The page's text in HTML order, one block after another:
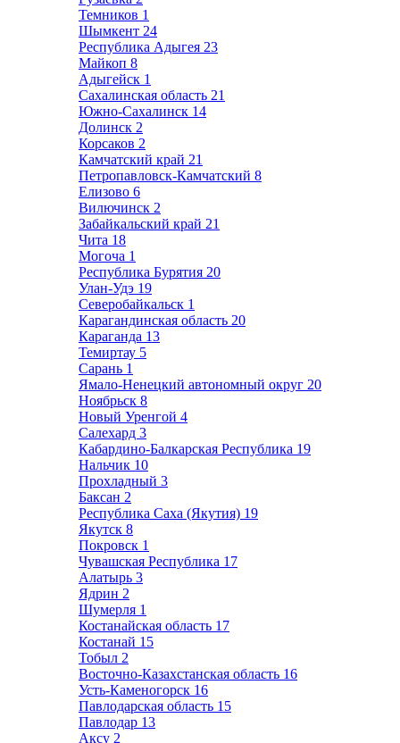
Темников 1
Шымкент 24
Республика Адыгея 23
Майкоп 8
Адыгейск 1
Сахалинская область 21
Южно-Сахалинск 14
Долинск 2
Корсаков 2
Камчатский край 21
Петропавловск-Камчатский 8
Елизово 6
Вилючинск 2
Забайкальский край 21
Чита 18
Могоча 1
Республика Бурятия 20
Улан-Удэ 19
Северобайкальск 1
Карагандинская область 20
Караганда 13
Темиртау 5
Сарань 1
Ямало-Ненецкий автономный округ 20
Ноябрьск 8
Новый Уренгой 4
Салехард 3
Кабардино-Балкарская Республика 19
Нальчик 10
Прохладный 3
Баксан 2
Республика Саха (Якутия) 19
Якутск 8
Покровск 1
Чувашская Республика 17
Алатырь 3
Ядрин 2
Шумерля 1
Костанайская область 17
Костанай 15
Тобыл 2
Восточно-Казахстанская область 16
Усть-Каменогорск 16
Павлодарская область 15
Павлодар 13
Аксу 2